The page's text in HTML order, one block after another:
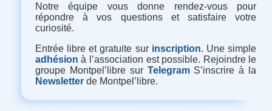
Notre équipe vous donne rendez-vous pour
répondre à vos questions et satisfaire votre
curiosité.
Entrée libre et gratuite sur inscription. Une simple
adhésion à l’association est possible. Rejoindre le
groupe Montpel’libre sur TelegramS’inscrire à la
Newsletterde Montpel’libre.